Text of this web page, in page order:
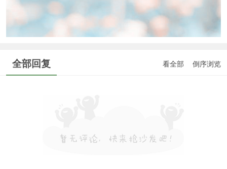
全部回复 看全部 倒序浏览